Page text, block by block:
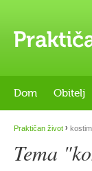
Dom Obitelj
Praktičan život ›
Tema